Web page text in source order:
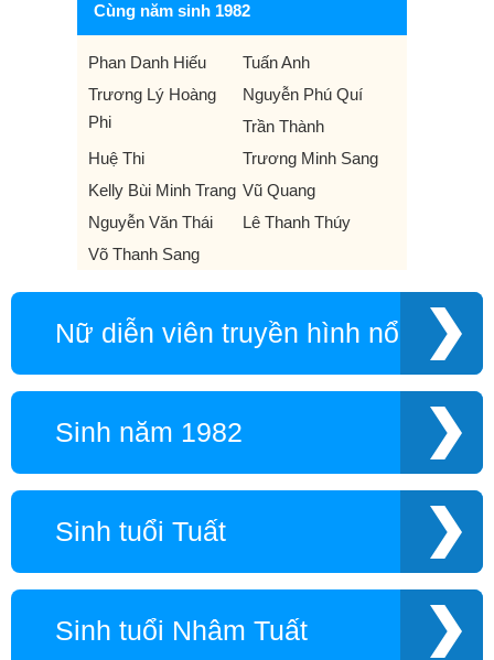
Cùng năm sinh 1982
Phan Danh Hiếu
Tuấn Anh
Trương Lý Hoàng
Phi
Nguyễn Phú Quí
Trần Thành
Huệ Thi
Trương Minh Sang
Kelly Bùi Minh Trang Vũ Quang
Nguyễn Văn Thái
Lê Thanh Thúy
Võ Thanh Sang
Nữ diễn viên truyền hình nổi tiếng
Sinh năm 1982
Sinh tuổi Tuất
Sinh tuổi Nhâm Tuất